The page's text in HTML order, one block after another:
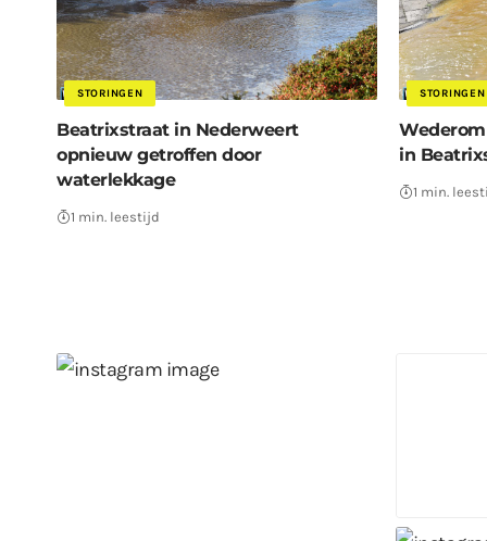
STORINGEN
Beatrixstraat in Nederweert
opnieuw getroffen door
waterlekkage
1 min. leestijd
STORINGEN
in
1 min.